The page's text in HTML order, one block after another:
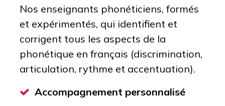
Nos enseignants phonéticiens, formés
et expérimentés, qui identifient et
corrigent tous les aspects de la
phonétique en français (discrimination,
articulation, rythme et accentuation).
Accompagnement personnalisé